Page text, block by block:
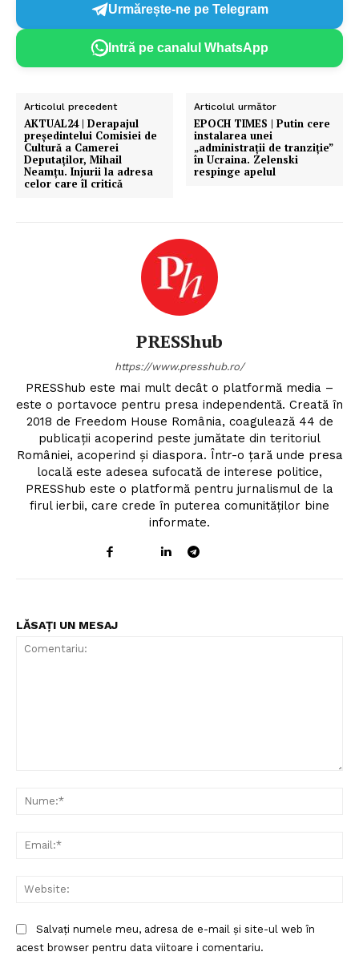
Urmărește-ne pe Telegram
Intră pe canalul WhatsApp
Articolul precedent
AKTUAL24 | Derapajul
președintelui Comisiei de
Cultură a Camerei
Deputaților, Mihail
Neamțu. Injurii la adresa
celor care îl critică
Articolul următor
EPOCH TIMES | Putin cere
instalarea unei
„administraţii de tranziţie”
în Ucraina. Zelenski
respinge apelul
PRESShub
https://www.presshub.ro/
PRESShub este mai mult decât o platformă media –
este o portavoce pentru presa independentă. Creată în
2018 de Freedom House România, coagulează 44 de
publicații acoperind peste jumătate din teritoriul
României, acoperind și diaspora. Într-o țară unde presa
locală este adesea sufocată de interese politice,
PRESShub este o platformă pentru jurnalismul de la
firul ierbii, care crede în puterea comunităților bine
informate.
LĂSAȚI UN MESAJ
Salvați numele meu, adresa de e-mail și site-ul web în
acest browser pentru data viitoare i comentariu.